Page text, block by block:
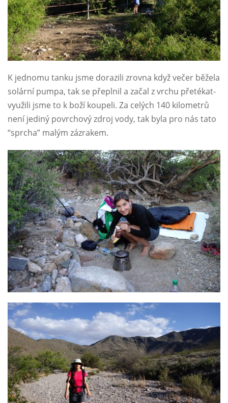
K jednomu tanku jsme dorazili zrovna když večer běžela
solární pumpa, tak se přeplnil a začal z vrchu přetékat-
využili jsme to k boží koupeli. Za celých 140 kilometrů
není jediný povrchový zdroj vody, tak byla pro nás tato
“sprcha” malým zázrakem.